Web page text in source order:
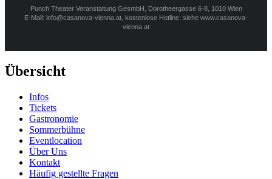
Punch Theater Veranstaltung GesmbH, Dorotheergasse 6-8, 1010 Wien
E-Mail: info@casanova-vienna.at, kostenlose Hotline: siehe www.casanova-
vienna.at
Übersicht
Infos
Tickets
Gastronomie
Sommerbühne
Eventlocation
Über Uns
Kontakt
Häufig gestellte Fragen